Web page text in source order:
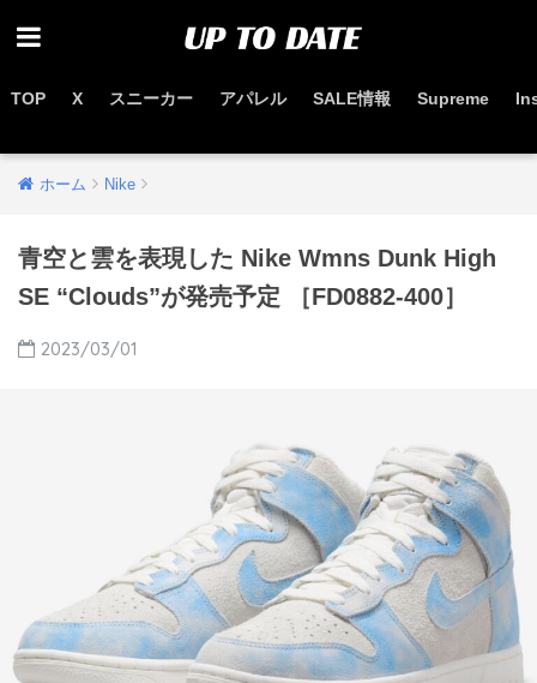
TOP X スニーカー アパレル SALE情報 Supreme
ホーム Nike
青空と雲を表現した Nike Wmns Dunk High
SE “Clouds”が発売予定 ［FD0882-400］
2023/03/01